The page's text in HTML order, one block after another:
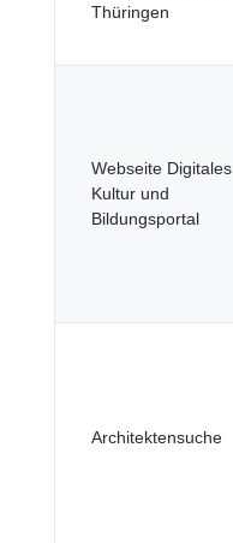
Thüringen
Webseite Digitales
Kultur und
Bildungsportal
Architektensuche